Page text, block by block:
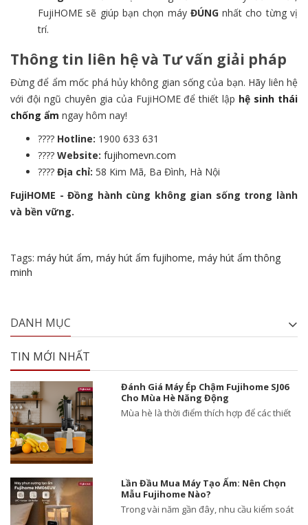
FujiHOME sẽ giúp bạn chọn máy ĐÚNGnhất cho từng vị
trí.
Thông tin liên hệ và Tư vấn giải pháp
Đừng để ẩm mốc phá hủy không gian sống của bạn. Hãy liên hệ
với đội ngũ chuyên gia của FujiHOME để thiết lập hệ sinh thái
chống ẩm ngay hôm nay!
???? Hotline: 1900 633 631
???? Website: fujihomevn.com
???? Địa chỉ: 58 Kim Mã, Ba Đình, Hà Nội
FujiHOME - Đồng hành cùng không gian sống trong lành
và bền vững.
Tags: máy hút ẩm, máy hút ẩm fujihome, máy hút ẩm thông
minh
DANH MỤC
TIN MỚI NHẤT
Đánh Giá Máy Ép Chậm Fujihome SJ06
Cho Mùa Hè Năng Động
Mùa hè là thời điểm thích hợp để các thiết
Lần Đầu Mua Máy Tạo Ẩm: Nên Chọn
Mẫu Fujihome Nào?
Trong vài năm gần đây, nhu cầu kiểm soát